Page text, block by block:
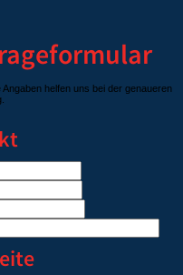
Angaben helfen uns bei der genaueren